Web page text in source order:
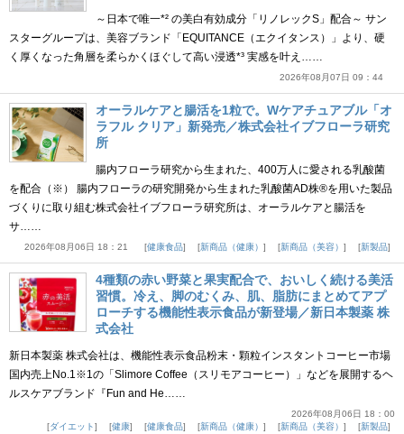
～日本で唯一*² の美白有効成分「リノレックS」配合～ サン
スターグループは、美容ブランド「EQUITANCE（エクイタンス）」より、硬
く厚くなった角層を柔らかくほぐして高い浸透*³ 実感を叶え……
2026年08月07日 09：44
オーラルケアと腸活を1粒で。Wケアチュアブル「オ
ラフル クリア」新発売／株式会社イブフローラ研究
所
腸内フローラ研究から生まれた、400万人に愛される乳酸菌
を配合（※） 腸内フローラの研究開発から生まれた乳酸菌AD株®を用いた製品
づくりに取り組む株式会社イブフローラ研究所は、オーラルケアと腸活を
サ……
2026年08月06日 18：21 健康食品 新商品（健康） 新商品（美容） 新製品
4種類の赤い野菜と果実配合で、おいしく続ける美活
習慣。冷え、脚のむくみ、肌、脂肪にまとめてアプ
ローチする機能性表示食品が新登場／新日本製薬 株
式会社
新日本製薬 株式会社は、機能性表示食品粉末・顆粒インスタントコーヒー市場
国内売上No.1※1の「Slimore Coffee（スリモアコーヒー）」などを展開するヘ
ルスケアブランド『Fun and He……
2026年08月06日 18：00
ダイエット
健康 健康食品 新商品（健康） 新商品（美容）
新製品